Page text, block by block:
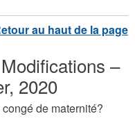
–
2020
de maternité?